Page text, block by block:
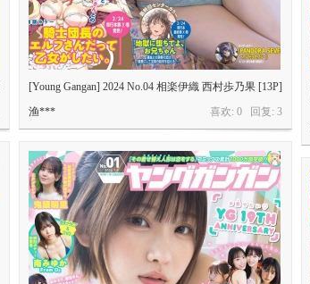
[Young Gangan] 2024 No.04 相楽伊織 西村歩乃果 [13P]
喜欢: 0 回复: 3
渔***